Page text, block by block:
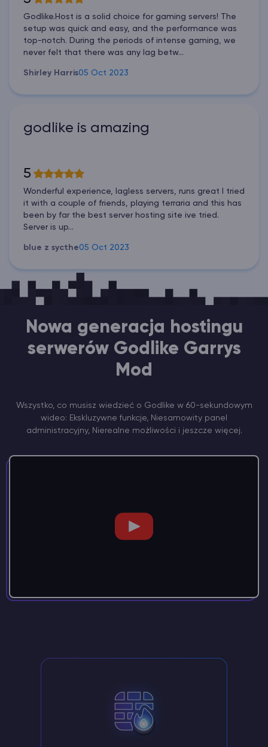
Godlike.Host is a solid choice for gaming servers! The
setup was quick and easy, and the performance was
top-notch. During the periods of intense gaming, we
never felt that there was any lag betw...
Shirley Harris05 Oct 2023
godlike is amazing
5
Wonderful experience, lagless servers, runs great I tried
it with a couple of friends, playing terraria and this has
been by far the best server hosting site ive tried.
Server is up...
blue z sycthe05 Oct 2023
Nowa generacja hostingu
serwerów Godlike Garrys
Mod
Wszystko, co musisz wiedzieć o Godlike w 60-sekundowym
wideo: Ekskluzywne funkcje, Niesamowity panel
administracyjny, Nierealne możliwości i jeszcze więcej.